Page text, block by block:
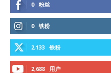
0 粉丝
0 铁粉
2,133 铁粉
2,688 用户